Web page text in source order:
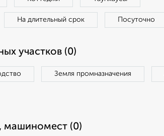
На длительный срок Посуточно
участков (0)
Земля промназначения
машиномест (0)